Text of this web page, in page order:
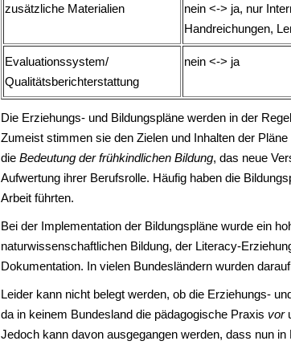
zusätzliche Materialien
nein <-> ja, nur
Handreichungen,
Evaluationssystem/
Qualitätsberichterstattung
nein <-> ja
Die Erziehungs- und Bildungspläne werden in der
Zumeist stimmen sie den Zielen und Inhalten der
dieBedeutung der frühkindlichen Bildung, das neue
Aufwertung ihrer Berufsrolle. Häufig haben die
Arbeit führten.
Bei der Implementation der Bildungspläne wurde ein
naturwissenschaftlichen Bildung, der Literacy-
Dokumentation. In vielen Bundesländern wurden
Leider kann nicht belegt werden, ob die Erziehungs-
da in keinem Bundesland die pädagogische Praxis vor
Jedoch kann davon ausgegangen werden, dass nun in